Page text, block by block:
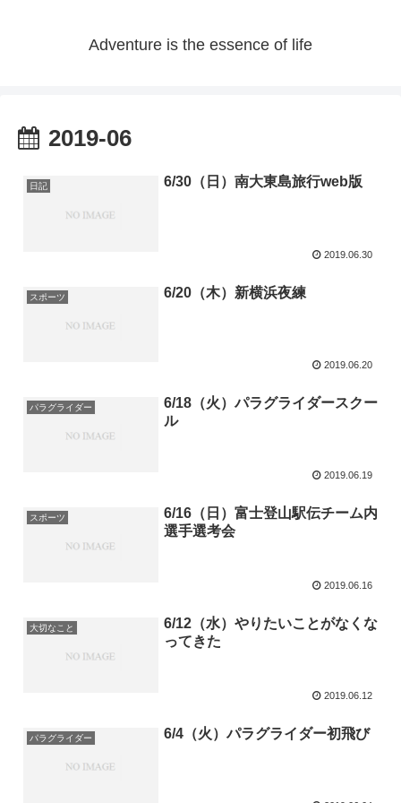
Adventure is the essence of life
2019-06
日記 6/30（日）南大東島旅行web版
2019.06.30
スポーツ 6/20（木）新横浜夜練
2019.06.20
パラグライダー
6/18（火）パラグライダースクー
ル
2019.06.19
スポーツ
6/16（日）富士登山駅伝チーム内
選手選考会
2019.06.16
大切なこと
6/12（水）やりたいことがなくな
ってきた
2019.06.12
パラグライダー 6/4（火）パラグライダー初飛び